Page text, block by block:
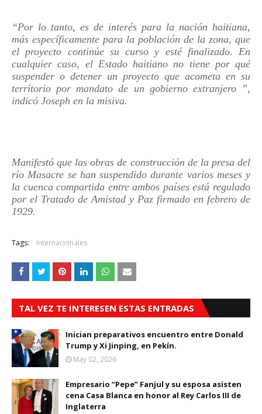
“Por lo tanto, es de interés para la nación haitiana,
más específicamente para la población de la zona, que
el proyecto continúe su curso y esté finalizado. En
cualquier caso, el Estado haitiano no tiene por qué
suspender o detener un proyecto que acometa en su
territorio por mandato de un gobierno extranjero ”,
indicó Joseph en la misiva.
Manifestó que las obras de construcción de la presa del
río Masacre se han suspendido durante varios meses y
la cuenca compartida entre ambos países está regulado
por el Tratado de Amistad y Paz firmado en febrero de
1929.
Tags: Internacionales
TAL VEZ TE INTERESEN ESTAS ENTRADAS
Inician preparativos encuentro entre Donald
Trump y Xi Jinping, en Pekín.
May 02, 2026
Empresario “Pepe” Fanjul y su esposa asisten
cena Casa Blanca en honor al Rey Carlos III de
Inglaterra